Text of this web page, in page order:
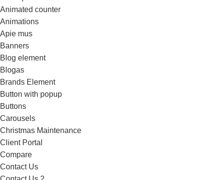
Animated counter
Animations
Apie mus
Banners
Blog element
Blogas
Brands Element
Button with popup
Buttons
Carousels
Christmas Maintenance
Client Portal
Compare
Contact Us